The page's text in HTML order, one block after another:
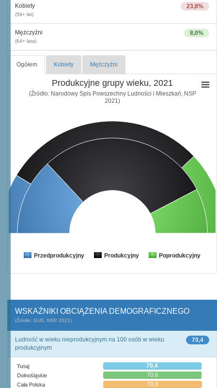
23,8%
Kobiety
(59+ lat)
8,0%
Mężczyźni
(64+ lata)
Ogółem Kobiety Mężczyźni
Produkcyjne grupy wieku, 2021
(Źródło: Narodowy Spis Powszechny Ludności i Mieszkań, NSP
2021)
Przedprodukcyjny Produkcyjny Poprodukcyjny
WSKAŹNIKI OBCIĄŻENIA DEMOGRAFICZNEGO
(Źródło: GUS, NSP 2021)
70,4
Ludność w wieku nieprodukcyjnym na 100 osób w wieku
produkcyjnym
Tutaj 70,4
Dolnośląskie 70,6
Cała Polska 70,8